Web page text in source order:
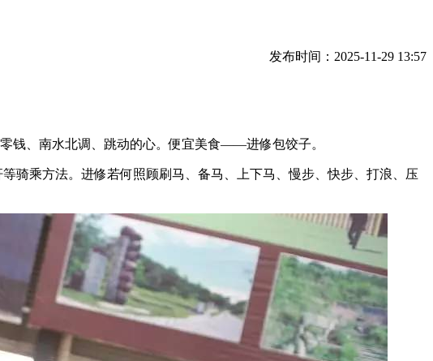
发布时间：2025-11-29 13:57
钱、南水北调、跳动的心。便宜美食——进修包饺子。
乘方法。进修若何照顾刷马、备马、上下马、慢步、快步、打浪、压